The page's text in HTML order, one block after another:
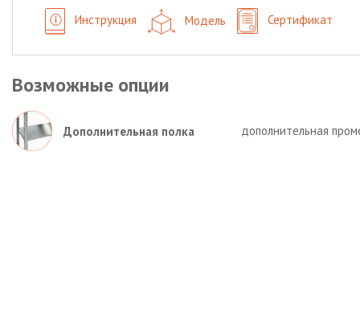
Инструкция Модель Сертификат
Возможные опции
Дополнительная полка дополнительная